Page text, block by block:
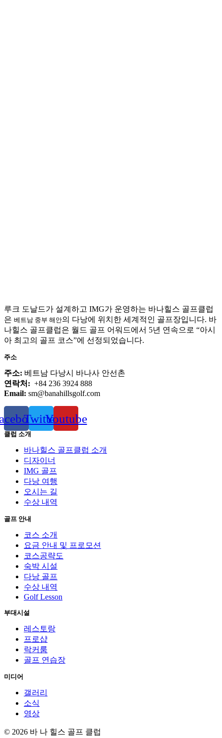
루크 도날드가 설계하고 IMG가 운영하는 바나힐스 골프클럽
은 베트남 중부 해안의 다낭에 위치한 세계적인 골프장입니다. 바
나힐스 골프클럽은 월드 골프 어워드에서 5년 연속으로 “아시
아 최고의 골프 코스”에 선정되었습니다.
주소
주소: 베트남 다낭시 바나사 안선촌
연락처: +84 236 3924 888
Email: sm@banahillsgolf.com
TwitterYoutube
클럽 소개
바나힐스 골프클럽 소개
디자이너
IMG 골프
다낭 여행
오시는 길
수상 내역
골프 안내
코스 소개
요금 안내 및 프로모션
코스공략도
숙박 시설
다낭 골프
수상 내역
Golf Lesson
부대시설
레스토랑
프로샵
락커룸
골프 연습장
미디어
갤러리
소식
영상
© 2026 바 나 힐스 골프 클럽